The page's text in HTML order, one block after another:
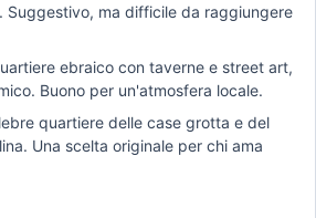
Suggestivo, ma difficile da raggiungere
ebraico con taverne e street art,
Buono per un'atmosfera locale.
quartiere delle case grotta e del
Una scelta originale per chi ama